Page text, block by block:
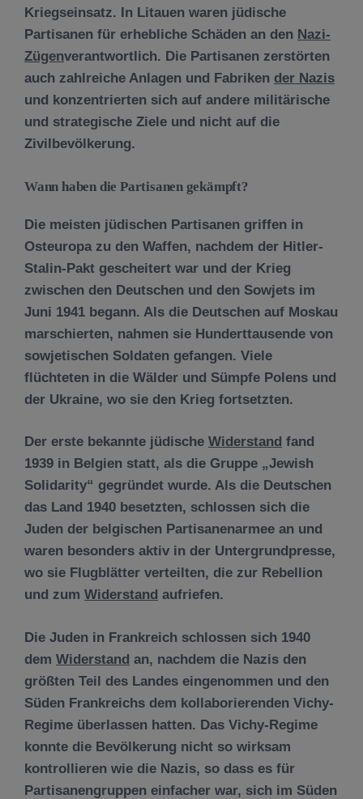
Kriegseinsatz. In Litauen waren jüdische
Partisanen für erhebliche Schäden an den Nazi-
Zügenverantwortlich. Die Partisanen zerstörten
auch zahlreiche Anlagen und Fabriken der Nazis
und konzentrierten sich auf andere militärische
und strategische Ziele und nicht auf die
Zivilbevölkerung.
Wann haben die Partisanen gekämpft?
Die meisten jüdischen Partisanen griffen in
Osteuropa zu den Waffen, nachdem der Hitler-
Stalin-Pakt gescheitert war und der Krieg
zwischen den Deutschen und den Sowjets im
Juni 1941 begann. Als die Deutschen auf Moskau
marschierten, nahmen sie Hunderttausende von
sowjetischen Soldaten gefangen. Viele
flüchteten in die Wälder und Sümpfe Polens und
der Ukraine, wo sie den Krieg fortsetzten.
Der erste bekannte jüdische Widerstand fand
1939 in Belgien statt, als die Gruppe „Jewish
Solidarity“ gegründet wurde. Als die Deutschen
das Land 1940 besetzten, schlossen sich die
Juden der belgischen Partisanenarmee an und
waren besonders aktiv in der Untergrundpresse,
wo sie Flugblätter verteilten, die zur Rebellion
und zum Widerstand aufriefen.
Die Juden in Frankreich schlossen sich 1940
dem Widerstand an, nachdem die Nazis den
größten Teil des Landes eingenommen und den
Süden Frankreichs dem kollaborierenden Vichy-
Regime überlassen hatten. Das Vichy-Regime
konnte die Bevölkerung nicht so wirksam
kontrollieren wie die Nazis, so dass es für
Partisanengruppen einfacher war, sich im Süden